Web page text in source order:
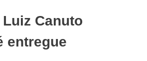
Canuto
entregue